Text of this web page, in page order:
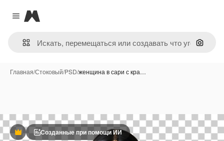
Close menu
Magnific
Поиск
Главная/Стоковый/PSD/женщина в сари с кра…
ПремиумСозданные при помощи ИИ